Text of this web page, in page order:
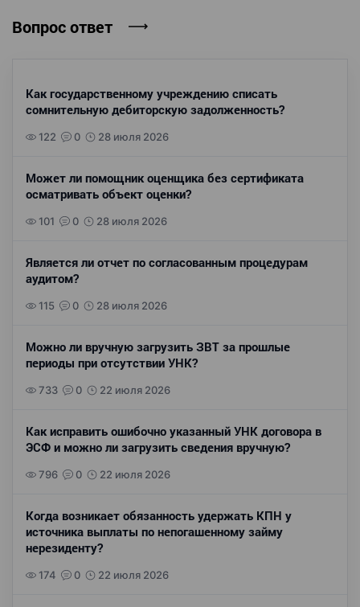
Вопрос ответ
Как государственному учреждению списать
сомнительную дебиторскую задолженность?
122 0 28 июля 2026
Может ли помощник оценщика без сертификата
осматривать объект оценки?
101 0 28 июля 2026
Является ли отчет по согласованным процедурам
аудитом?
115 0 28 июля 2026
Можно ли вручную загрузить ЗВТ за прошлые
периоды при отсутствии УНК?
733 0 22 июля 2026
Как исправить ошибочно указанный УНК договора в
ЭСФ и можно ли загрузить сведения вручную?
796 0 22 июля 2026
Когда возникает обязанность удержать КПН у
источника выплаты по непогашенному займу
нерезиденту?
174 0 22 июля 2026